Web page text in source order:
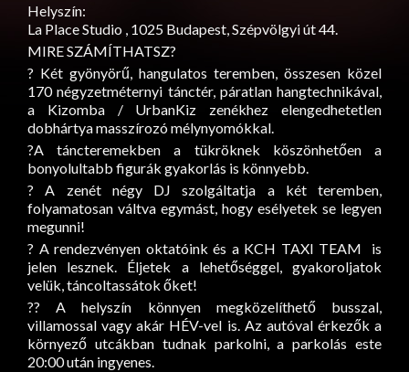
Helyszín:
La Place Studio , 1025 Budapest, Szépvölgyi út 44.
MIRE SZÁMÍTHATSZ?
? Két gyönyörű, hangulatos teremben, összesen közel
170 négyzetméternyi tánctér, páratlan hangtechnikával,
a Kizomba / UrbanKiz zenékhez elengedhetetlen
dobhártya masszírozó mélynyomókkal.
?A táncteremekben a tükröknek köszönhetően a
bonyolultabb figurák gyakorlás is könnyebb.
? A zenét négy DJ szolgáltatja a két teremben,
folyamatosan váltva egymást, hogy esélyetek se legyen
megunni!
? A rendezvényen oktatóink és a KCH TAXI TEAM
is
jelen lesznek. Éljetek a lehetőséggel, gyakoroljatok
velük, táncoltassátok őket!
?? A helyszín könnyen megközelíthető busszal,
villamossal vagy akár HÉV-vel is. Az autóval érkezők a
környező utcákban tudnak parkolni, a parkolás este
20:00 után ingyenes.